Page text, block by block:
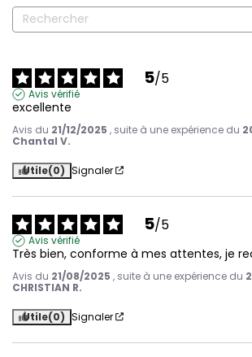
5/5
Avis vérifié
excellente
Avis du 21/12/2025 , suite à une expérience du
Chantal V.
Utile(0) Signaler
5/5
Avis vérifié
Très bien, conforme à mes attentes, je
Avis du 21/08/2025 , suite à une expérience du
CHRISTIAN R.
Utile(0) Signaler